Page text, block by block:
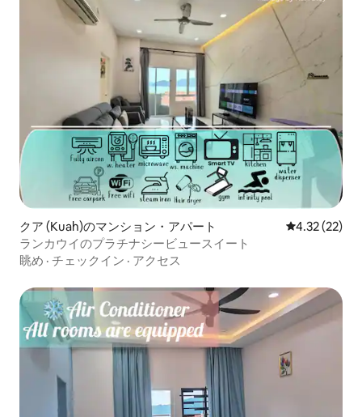
クア (Kuah)のマンション・アパート レビュー22
4.32 (22)
ランカウイのプラチナシービュースイート
眺め · チェックイン · アクセス